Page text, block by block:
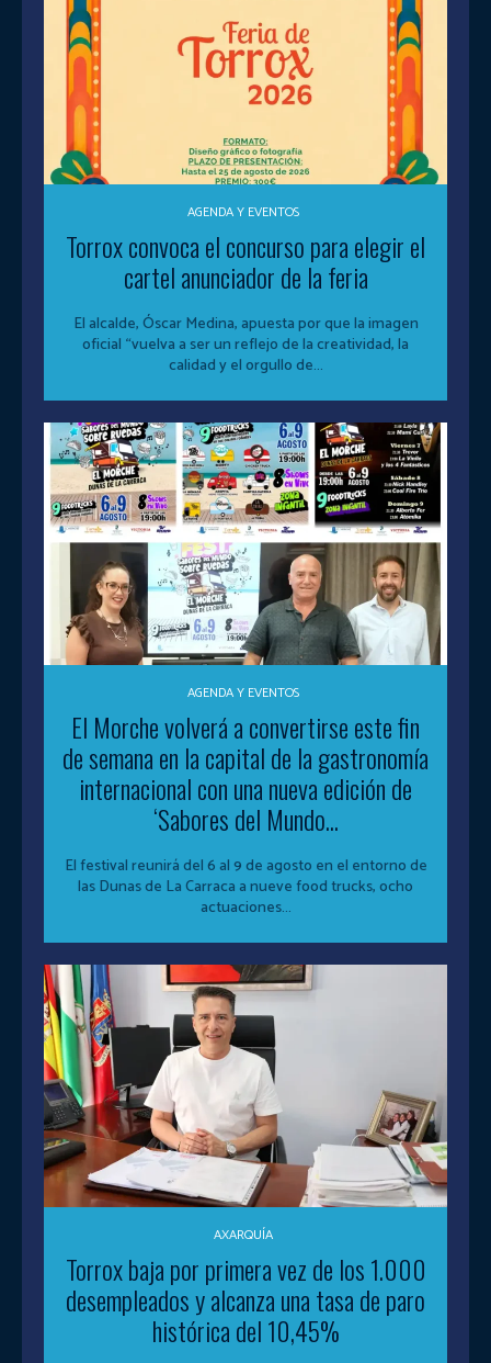
AGENDA Y EVENTOS
Torrox convoca el concurso para elegir el
cartel anunciador de la feria
El alcalde, Óscar Medina, apuesta por que la imagen
oficial “vuelva a ser un reflejo de la creatividad, la
calidad y el orgullo de...
AGENDA Y EVENTOS
El Morche volverá a convertirse este fin
de semana en la capital de la gastronomía
internacional con una nueva edición de
‘Sabores del Mundo...
El festival reunirá del 6 al 9 de agosto en el entorno de
las Dunas de La Carraca a nueve food trucks, ocho
actuaciones...
AXARQUÍA
Torrox baja por primera vez de los 1.000
desempleados y alcanza una tasa de paro
histórica del 10,45%